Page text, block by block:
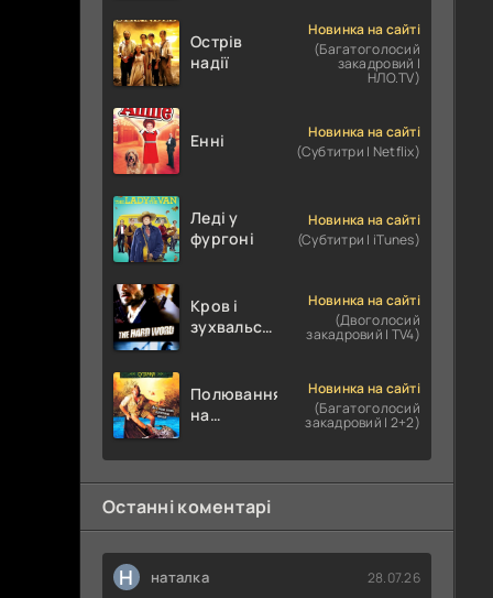
Острів
надії
Новинка на сайті
(Багатоголосий
закадровий |
НЛО.TV)
Енні
Новинка на сайті
(Субтитри | Netflix)
Леді у
фургоні
Новинка на сайті
(Субтитри | iTunes)
Кров і
зухвальство
Новинка на сайті
(Двоголосий
закадровий | TV4)
Полювання
на
Сутичка
Новинка на сайті
(Багатоголосий
закадровий | 2+2)
Останні коментарі
Н наталка 28.07.26